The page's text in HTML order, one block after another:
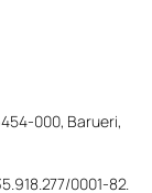
000, Barueri,
0001-82.